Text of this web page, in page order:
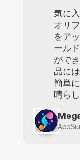
気に
オリ
をア
ール
がで
品に
簡単
晴ら